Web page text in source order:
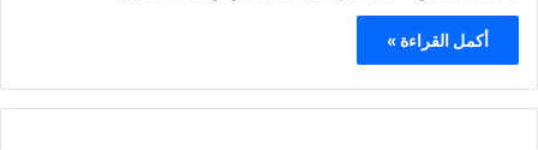
أكمل القراءة »